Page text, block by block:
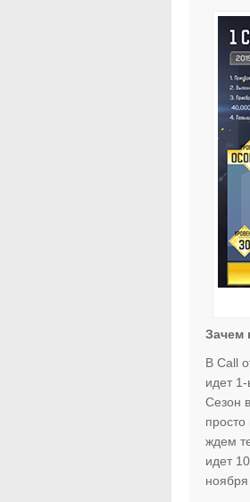
Зачем
В Call
идет
Сезон
ждем
идет